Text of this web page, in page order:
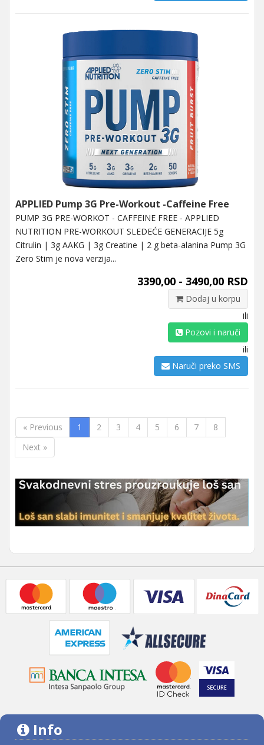
APPLIED Pump 3G Pre-Workout -Caffeine Free
PUMP 3G PRE-WORKOT - CAFFEINE FREE - APPLIED
NUTRITION PRE-WORKOUT SLEDEĆE GENERACIJE 5g
Citrulin | 3g AAKG | 3g Creatine | 2 g beta-alanina Pump 3G
Zero Stim je nova verzija...
3390,00 - 3490,00 RSD
Dodaj u korpu
ili
Pozovi i naruči
ili
Naruči preko SMS
« Previous 1 2 3 4 5 6 7
8
Next »
Info